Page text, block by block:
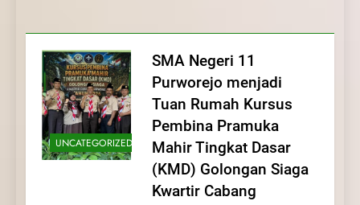
dan Pengabdian Generasi
Pramuka
Pramuka
Kepedulian
UNCATEGORIZED
SMA Negeri 11
Purworejo menjadi
Tuan Rumah Kursus
Pembina Pramuka
Mahir Tingkat Dasar
(KMD) Golongan Siaga
Kwartir Cabang